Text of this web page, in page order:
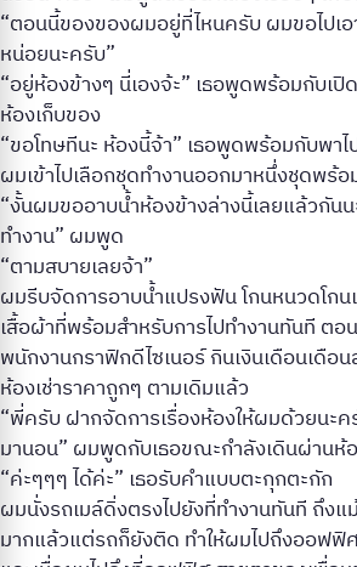
“ตอนนี้ของของผมอยู่ที่ไหนครับ ผมขอไปเ
หน่อยนะครับ”
“อยู่ห้องข้างๆ นี่เองจ้ะ” เธอพูดพร้อมกับเ
ห้องเก็บของ
“ขอโทษทีนะ ห้องนี้จ้า” เธอพูดพร้อมกับพา
ผมเข้าไปเลือกชุดทำงานออกมาหนึ่งชุดพร้
“งั้นผมขออาบน้ำห้องข้างล่างนี้เลยแล้วกันน
ทำงาน” ผมพูด
“ตามสบายเลยจ้า”
ผมรีบจัดการอาบน้ำแปรงฟัน โกนหนวดโก
เสื้อผ้าที่พร้อมสำหรับการไปทำงานทันที ต
พนักงานกราฟิกดีไซเนอร์ กินเงินเดือนเดือ
ห้องเช่าราคาถูกๆ ตามเดิมแล้ว
“พี่ครับ ฝากจัดการเรื่องห้องให้ผมด้วยนะ
มานอน” ผมพูดกับเธอขณะกำลังเดินผ่านห้
“ค่ะๆๆๆ ได้ค่ะ” เธอรับคำแบบตะกุกตะกัก
ผมนั่งรถเมล์ดิ่งตรงไปยังที่ทำงานทันที ถึงแ
มากแล้วแต่รถก็ยังติด ทำให้ผมไปถึงออฟฟิ